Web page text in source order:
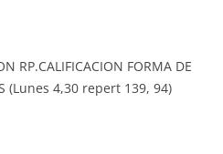
RP.CALIFICACION FORMA DE
(Lunes 4,30 repert 139, 94)